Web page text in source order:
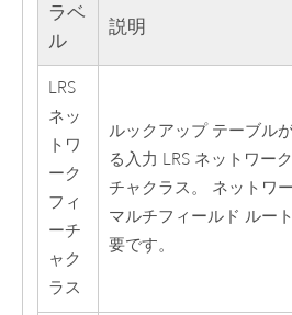
ラベ
ル
説明
LRS
ネッ
トワ
ーク
フィ
ーチ
ャク
ラス
ルックアップ テーブル
る入力 LRS ネットワー
チャクラス。 ネットワー
マルチフィールド ルー
要です。